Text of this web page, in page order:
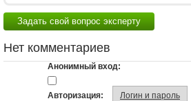
Задать свой вопрос эксперту
Нет комментариев
Анонимный вход:
Авторизация: Логин и пароль